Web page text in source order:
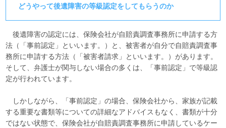
どうやって後遺障害の等級認定をしてもらうのか
後遺障害の認定には、保険会社が自賠責調査事務所に申請する方
法（「事前認定」といいます。）と、被害者が自分で自賠責調査事
務所に申請する方法（「被害者請求」といいます。）があります。
そして、弁護士が関与しない場合の多くは、「事前認定」で等級認
定が行われています。
しかしながら、「事前認定」の場合、保険会社から、家族が記載
する重要な書類等についての詳細なアドバイスもなく、書類が十分
ではない状態で、保険会社が自賠責調査事務所に申請しているケー